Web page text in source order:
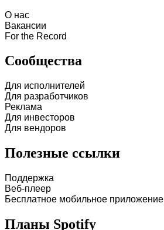
О нас
Вакансии
For the Record
Сообщества
Для исполнителей
Для разработчиков
Реклама
Для инвесторов
Для вендоров
Полезные ссылки
Поддержка
Веб-плеер
Бесплатное мобильное приложение
Планы Spotify